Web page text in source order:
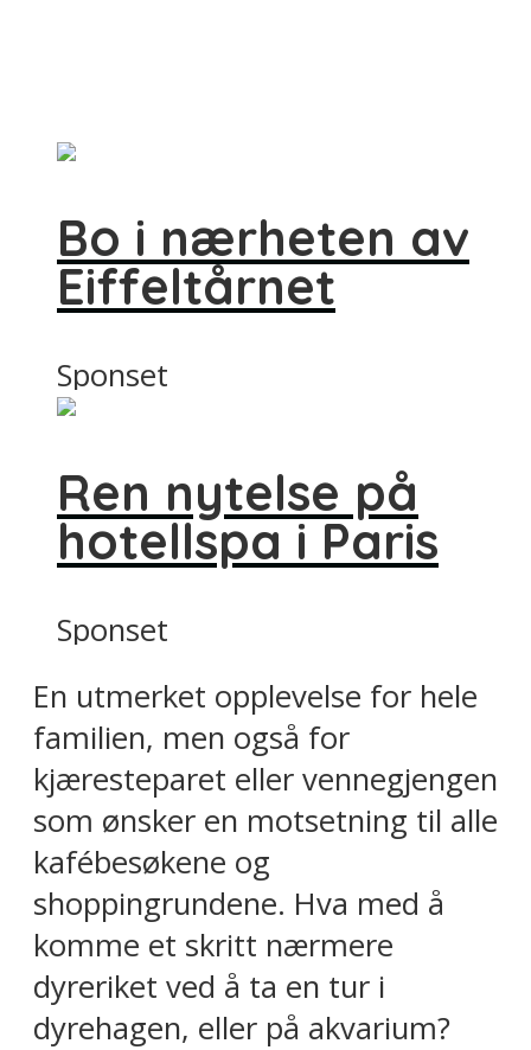
Bo i nærheten av
Eiffeltårnet
Sponset
Ren nytelse på
hotellspa i Paris
Sponset
En utmerket opplevelse for hele
familien, men også for
kjæresteparet eller vennegjengen
som ønsker en motsetning til alle
kafébesøkene og
shoppingrundene. Hva med å
komme et skritt nærmere
dyreriket ved å ta en tur i
dyrehagen, eller på akvarium?